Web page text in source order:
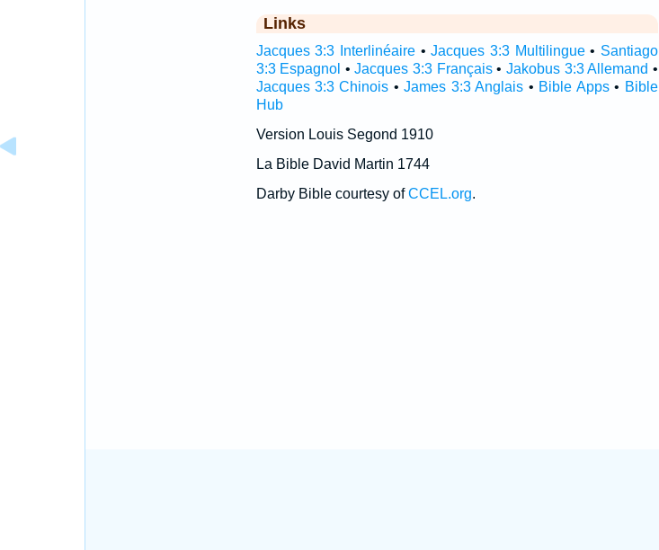
Links
Jacques 3:3 Interlinéaire•Jacques 3:3 Multilingue• Santiago
3:3 Espagnol •Jacques 3:3 Français• Jakobus 3:3 Allemand •
Jacques 3:3 Chinois •James 3:3 Anglais • Bible Apps• Bible
Hub
Version Louis Segond 1910
La Bible David Martin 1744
Darby Bible courtesy ofCCEL.org.